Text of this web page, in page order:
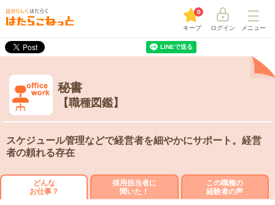
キープ
0
ログイン メニュー
秘書
【職種図鑑】
スケジュール管理などで経営者を細やかにサポート。経営
者の頼れる存在
どんな
お仕事？
採用担当者に
聞いた！
この職種の
経験者の声